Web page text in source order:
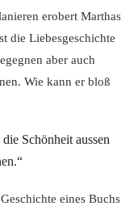
erobert Marthas
die Liebesgeschichte
aber auch
Wie kann er bloß
Schönheit aussen
eines Buchs